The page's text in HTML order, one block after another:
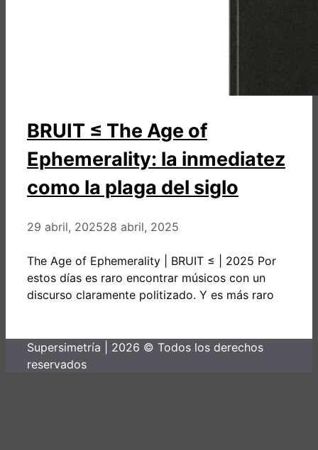
BRUIT ≤ The Age of
Ephemerality: la inmediatez
como la plaga del siglo
29 abril, 202528 abril, 2025
The Age of Ephemerality | BRUIT ≤ | 2025 Por
estos días es raro encontrar músicos con un
discurso claramente politizado. Y es más raro
Supersimetría | 2026 © Todos los derechos
reservados